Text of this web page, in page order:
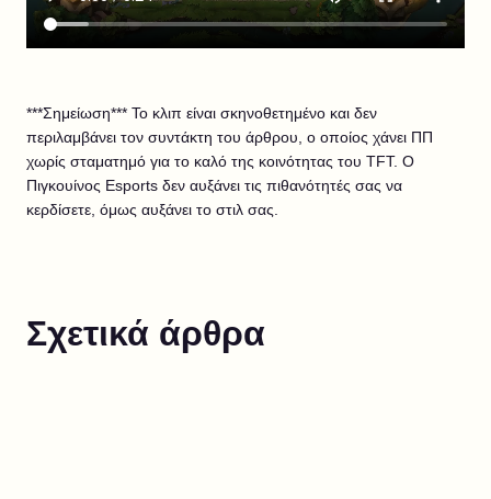
***Σημείωση*** Το κλιπ είναι σκηνοθετημένο και δεν
περιλαμβάνει τον συντάκτη του άρθρου, ο οποίος χάνει ΠΠ
χωρίς σταματημό για το καλό της κοινότητας του TFT. Ο
Πιγκουίνος Esports δεν αυξάνει τις πιθανότητές σας να
κερδίσετε, όμως αυξάνει το στιλ σας.
Σχετικά άρθρα